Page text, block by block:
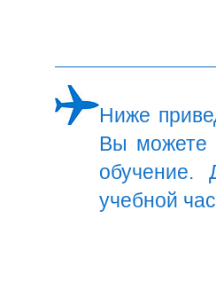
Ниже
Вы можете
обучение.
учебной